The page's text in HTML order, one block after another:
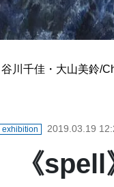
谷川千佳・大山美鈴/
exhibition 2019.03.19
《